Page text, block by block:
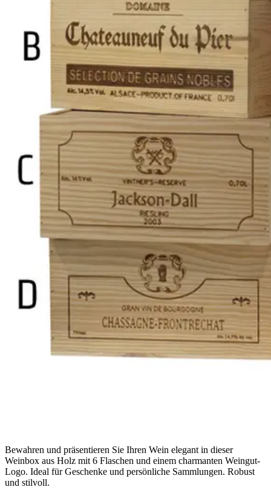
Bewahren und präsentieren Sie Ihren Wein elegant in dieser
Weinbox aus Holz mit 6 Flaschen und einem charmanten Weingut-
Logo. Ideal für Geschenke und persönliche Sammlungen. Robust
und stilvoll.